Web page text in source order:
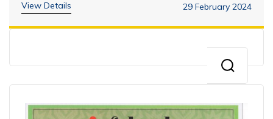
View Details 29 February 2024